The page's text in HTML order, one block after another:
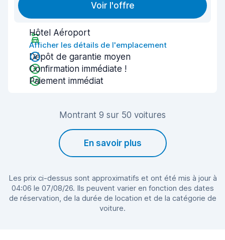
Voir l'offre
Hôtel Aéroport
Afficher les détails de l'emplacement
Dépôt de garantie moyen
Confirmation immédiate !
Paiement immédiat
Montrant 9 sur 50 voitures
En savoir plus
Les prix ci-dessus sont approximatifs et ont été mis à jour à
04:06 le 07/08/26. Ils peuvent varier en fonction des dates
de réservation, de la durée de location et de la catégorie de
voiture.